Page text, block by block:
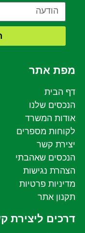
מפת אתר
דף הבית
הנכסים שלנו
אודות המשרד
לקוחות מספרים
יצירת קשר
הנכסים שאהבתי
הצהרת נגישות
מדיניות פרטיות
תקנון אתר
דרכים ליצירת